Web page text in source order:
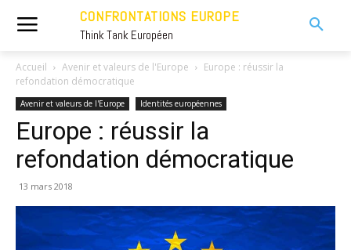
CONFRONTATIONS EUROPE
Think Tank Européen
Accueil Avenir et valeurs de l'Europe
Europe : réussir la
refondation démocratique
Avenir et valeurs de l'Europe Identités européennes
Europe : réussir la
refondation démocratique
13 mars 2018